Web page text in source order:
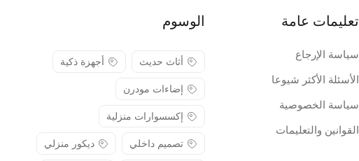
تعليمات عامة
سياسة الإرجاع
الأسئلة الأكثر شيوعا
سياسة الخصوصية
القوانين والتعليمات
الوسوم
أثاث حديث
أجهزة ذكية
إضاءات مودرن
إكسسوارات منزلية
تصميم داخلي
ديكور منزلي